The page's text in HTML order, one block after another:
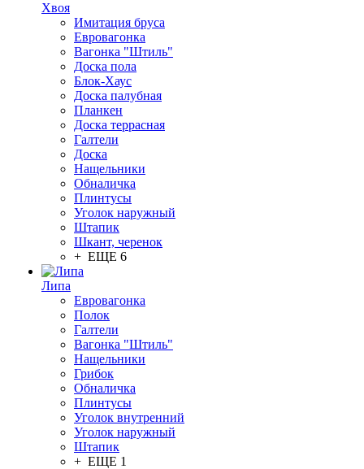
Хвоя
Имитация бруса
Евровагонка
Вагонка "Штиль"
Доска пола
Блок-Хаус
Доска палубная
Планкен
Доска террасная
Галтели
Доска
Нащельники
Обналичка
Плинтусы
Уголок наружный
Штапик
Шкант, черенок
+ ЕЩЕ 6
Липа
Евровагонка
Полок
Галтели
Вагонка "Штиль"
Нащельники
Грибок
Обналичка
Плинтусы
Уголок внутренний
Уголок наружный
Штапик
+ ЕЩЕ 1